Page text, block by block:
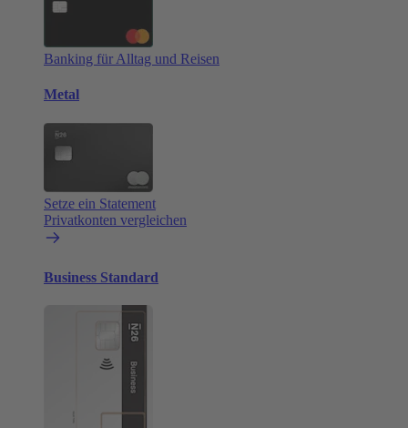
Banking für Alltag und Reisen
Metal
Setze ein Statement
Privatkonten vergleichen
Business Standard